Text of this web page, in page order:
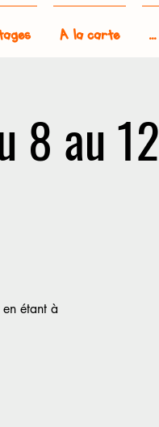
A la carte ...
8 au 12
étant à